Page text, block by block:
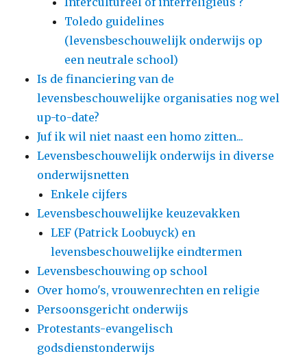
Toledo guidelines
(levensbeschouwelijk onderwijs op
een neutrale school)
Is de financiering van de
levensbeschouwelijke organisaties nog wel
up-to-date?
Juf ik wil niet naast een homo zitten...
Levensbeschouwelijk onderwijs in diverse
onderwijsnetten
Enkele cijfers
Levensbeschouwelijke keuzevakken
LEF (Patrick Loobuyck) en
levensbeschouwelijke eindtermen
Levensbeschouwing op school
Over homo's, vrouwenrechten en religie
Persoonsgericht onderwijs
Protestants-evangelisch
godsdienstonderwijs